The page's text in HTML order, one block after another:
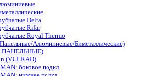
Delta
Rifar
Royal Thermo
Алюминиевые/Биметаллические)
ПАНЕЛЬНЫЕ)
(VULRAD)
боковое подкл.